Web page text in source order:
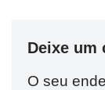
Deixe um
O seu